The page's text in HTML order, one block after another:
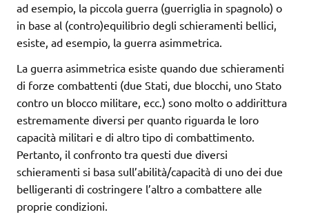
ad esempio, la piccola guerra (guerriglia in spagnolo) o
in base al (contro)equilibrio degli schieramenti bellici,
esiste, ad esempio, la guerra asimmetrica.
La guerra asimmetrica esiste quando due schieramenti
di forze combattenti (due Stati, due blocchi, uno Stato
contro un blocco militare, ecc.) sono molto o addirittura
estremamente diversi per quanto riguarda le loro
capacità militari e di altro tipo di combattimento.
Pertanto, il confronto tra questi due diversi
schieramenti si basa sull’abilità/capacità di uno dei due
belligeranti di costringere l’altro a combattere alle
proprie condizioni.